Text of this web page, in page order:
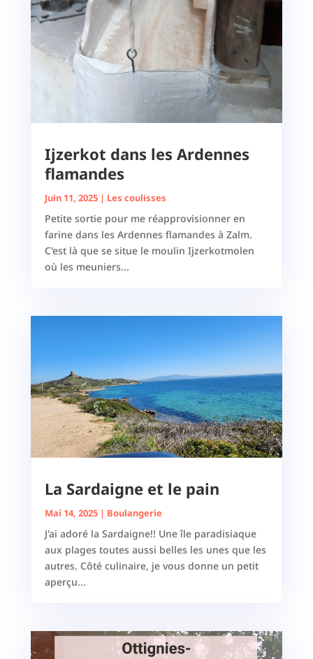
Ijzerkot dans les Ardennes
flamandes
Juin 11, 2025| Les coulisses
Petite sortie pour me réapprovisionner en
farine dans les Ardennes flamandes à Zalm.
C'est là que se situe le moulin Ijzerkotmolen
où les meuniers...
La Sardaigne et le pain
Mai 14, 2025| Boulangerie
J'ai adoré la Sardaigne!! Une île paradisiaque
aux plages toutes aussi belles les unes que les
autres. Côté culinaire, je vous donne un petit
aperçu...